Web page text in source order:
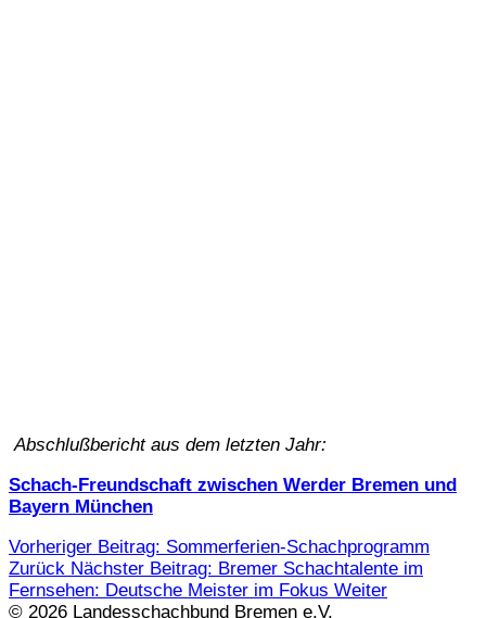
Abschlußbericht aus dem letzten Jahr:
Schach-Freundschaft zwischen Werder Bremen und
Bayern München
Vorheriger Beitrag: Sommerferien-Schachprogramm
Zurück Nächster Beitrag: Bremer Schachtalente im
Fernsehen: Deutsche Meister im Fokus Weiter
© 2026 Landesschachbund Bremen e.V.